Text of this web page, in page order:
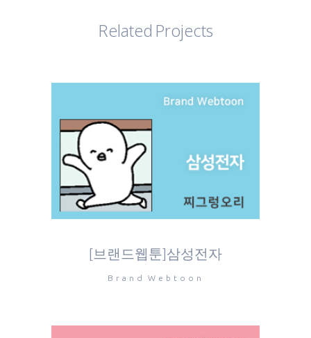
Related Projects
[브랜드웹툰]삼성전자
Brand Webtoon